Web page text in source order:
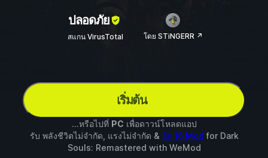
ปลอดภัย
สแกน VirusTotal โดย STiNGERR ↗
เริ่มต้น
...หรือไปที่ PC เพื่อดาวน์โหลดแอป
รับ พลังชีวิตไม่จำกัด, แรงไม่จำกัด & อีก 16 Mod for Dark
Souls: Remastered with WeMod